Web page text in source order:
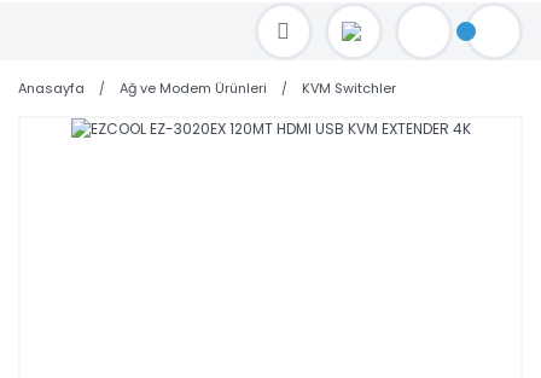
TOPTAN FİYAT ALMAK İÇİN satis@toptanbilgisayar.net MAİL ATINIZ.
SİPARİŞLERİNİZİ AYNI GÜN KARGO İLE GÖNDERİYORUZ!
Anasayfa Ağ ve Modem Ürünleri KVM Switchler